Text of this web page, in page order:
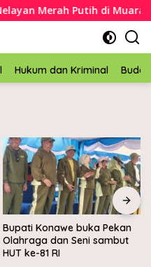
Merah Putih di Muara
Hukum dan Kriminal
Bupati Konawe buka Pekan
Olahraga dan Seni sambut
HUT ke-81 RI